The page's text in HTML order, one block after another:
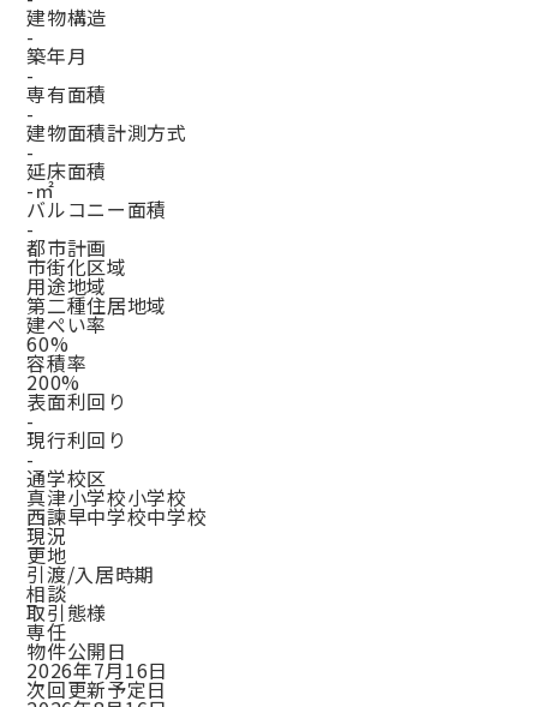
建物構造
-
築年月
-
専有面積
-
建物面積計測方式
-
延床面積
-㎡
バルコニー面積
-
都市計画
市街化区域
用途地域
第二種住居地域
建ぺい率
60%
容積率
200%
表面利回り
-
現行利回り
-
通学校区
真津小学校小学校
西諫早中学校中学校
現況
更地
引渡/入居時期
相談
取引態様
専任
物件公開日
2026年7月16日
次回更新予定日